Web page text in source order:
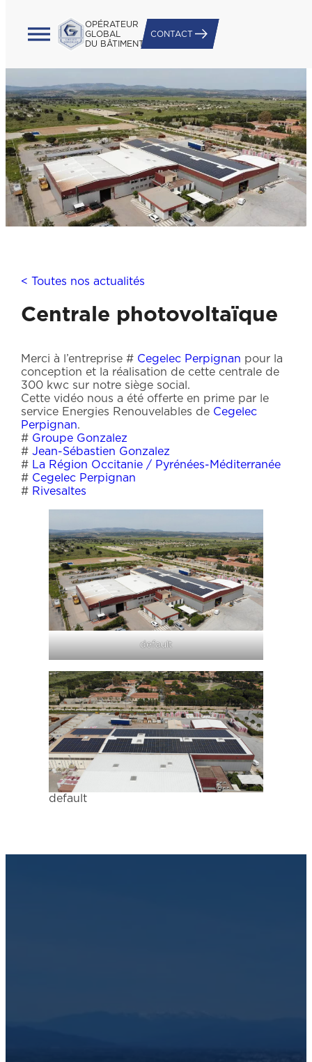
OPÉRATEUR
GLOBAL
DU BÂTIMENT
CONTACT
< Toutes nos actualités
Centrale photovoltaïque
Merci à l’entreprise # Cegelec Perpignan pour la
conception et la réalisation de cette centrale de
300 kwc sur notre siège social.
Cette vidéo nous a été offerte en prime par le
service Energies Renouvelables de Cegelec
Perpignan.
# Groupe Gonzalez
# Jean-Sébastien Gonzalez
# La Région Occitanie / Pyrénées-Méditerranée
# Cegelec Perpignan
# Rivesaltes
default
default